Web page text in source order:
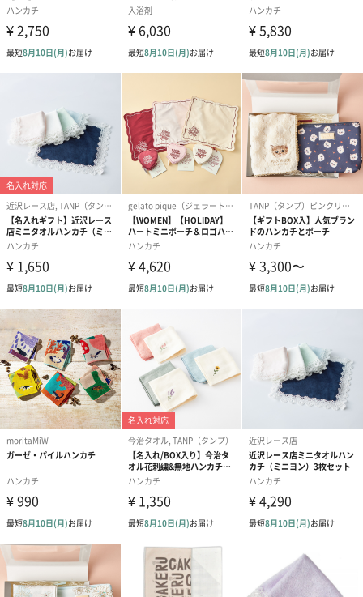
T
Ⅴ
W
＆
#
ハート
オリジナルBOX入り
ハンカチと同柄のオシャレなオリジナルのBOXに入っているの
で、ギフトに最適！